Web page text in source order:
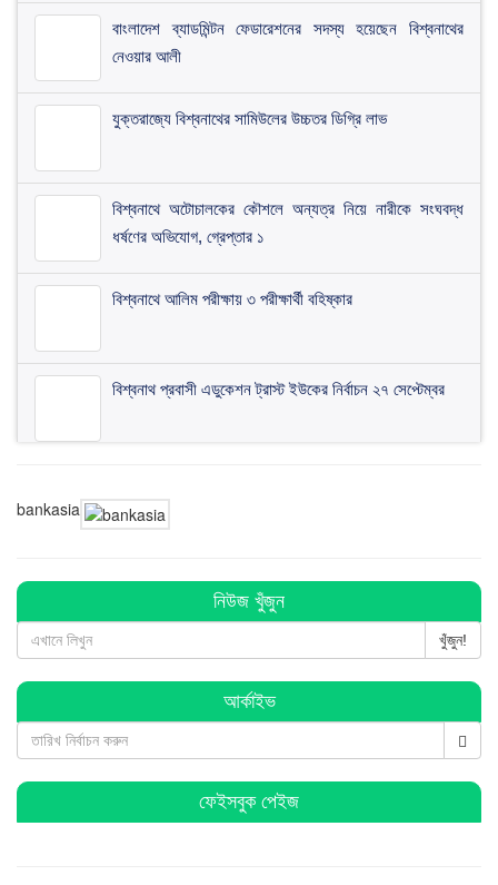
​বাংলাদেশ ব্যাডমিন্টন ফেডারেশনের সদস্য হয়েছেন বিশ্বনাথের
নেওয়ার আলী
যুক্তরাজ্যে বিশ্বনাথের সামিউলের উচ্চতর ডিগ্রি লাভ
বিশ্বনাথে অটোচালকের কৌশলে অন্যত্র নিয়ে নারীকে সংঘবদ্ধ
ধর্ষণের অভিযোগ, গ্রেপ্তার ১
বিশ্বনাথে আলিম পরীক্ষায় ৩ পরীক্ষার্থী বহিষ্কার
বিশ্বনাথ প্রবাসী এডুকেশন ট্রাস্ট ইউকের নির্বাচন ২৭ সেপ্টেম্বর
অনুষ্ঠিত
বিশ্বনাথে ব জ্র পা তে দিনমজুরের মু ত্যু
বিশ্বনাথে ব্যবসায়ীর ৭ লাখ টাকা চুরি, থানায় অভিযোগ
bankasia
নিউজ খুঁজুন
খুঁজুন!
আর্কাইভ
ফেইসবুক পেইজ